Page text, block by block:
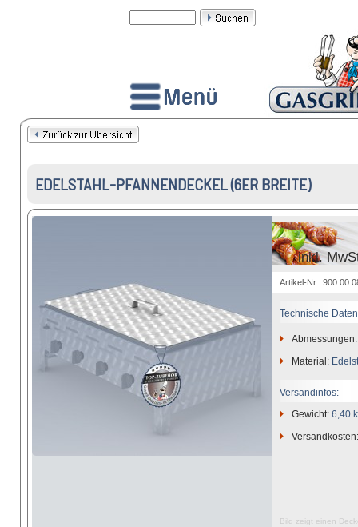
EDELSTAHL-PFANNENDECKEL (6ER BREITE)
inkl.
Artikel-Nr.:
Technische
Material:
Versandinfos:
Gewicht: 6,40
Bild zeigt einen